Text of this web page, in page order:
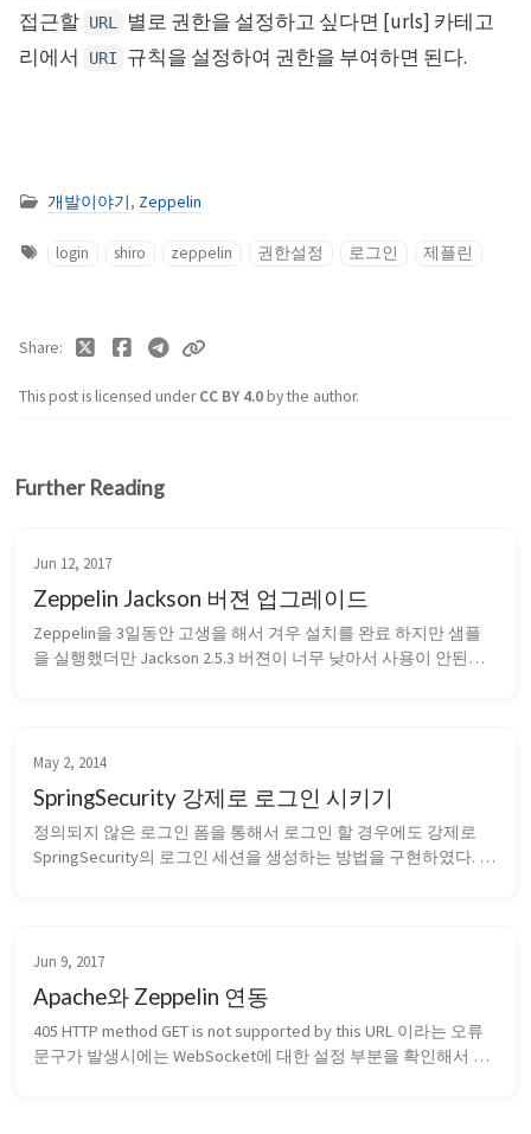
접근할 URL
별로 권한을 설정하고 싶다면 [urls] 카테고
리에서
URI 규칙을 설정하여 권한을 부여하면 된다.
개발이야기, Zeppelin
login shiro zeppelin 권한설정 로그인 제플린
This post is licensed underCC BY 4.0by the author.
Share
Further Reading
Jun 12, 2017
Zeppelin Jackson 버젼 업그레이드
Zeppelin을 3일동안 고생을 해서 겨우 설치를 완료 하지만 샘플
을 실행했더만 Jackson 2.5.3 버젼이 너무 낮아서 사용이 안된다
May 2, 2014
SpringSecurity 강제로 로그인 시키기
정의되지 않은 로그인 폼을 통해서 로그인 할 경우에도 강제로
SpringSecurity의 로그인 세션을 생성하는 방법을 구현하였다. 1.
Jun 9, 2017
Apache와 Zeppelin 연동
405 HTTP method GET is not supported by this URL 이라는 오류
문구가 발생시에는 WebSocket에 대한 설정 부분을 확인해서